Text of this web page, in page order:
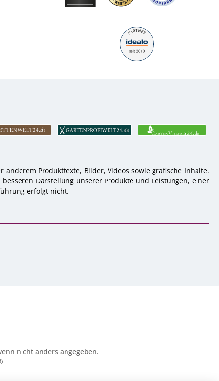
Produkttexte, Bilder, Videos sowie grafische Inhalte.
Darstellung unserer Produkte und Leistungen, einer
erfolgt nicht.
nicht anders angegeben.